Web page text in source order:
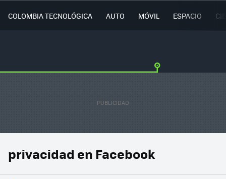
COLOMBIA TECNOLÓGICA AUTO MÓVIL ESPACIO
privacidad en Facebook